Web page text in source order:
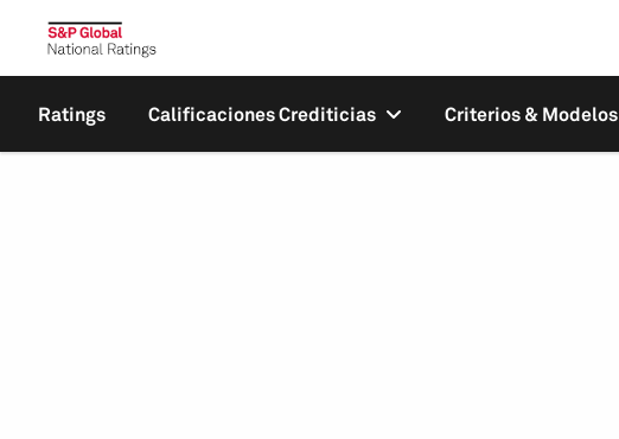
Ratings Calificaciones Crediticias Criterios & Modelos